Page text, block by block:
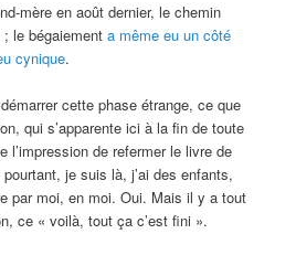
mère en août dernier, le chemin
le bégaiement a même eu un côté
cynique.
cette phase étrange, ce que
qui s’apparente ici à la fin de toute
l’impression de refermer le livre de
je suis là, j’ai des enfants,
par moi, en moi. Oui. Mais il y a tout
ce « voilà, tout ça c’est fini ».